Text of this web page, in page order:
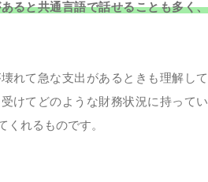
ると共通言語で話せることも多く、
れて急な支出があるときも理解して
けてどのような財務状況に持ってい
くれるものです。